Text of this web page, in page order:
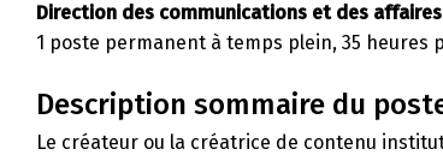
Direction des communications et des
1 poste permanent à temps plein, 35 heures
Description sommaire du
Le créateur ou la créatrice de contenu